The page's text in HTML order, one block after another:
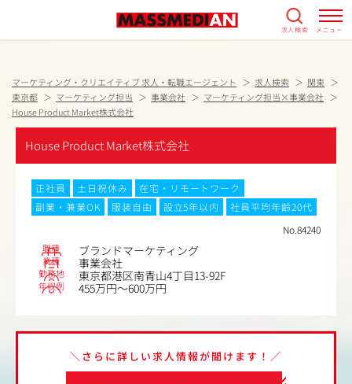
求人検索 メニュー
マーケティング・クリエイティブ 求人・転職エージェント 求人検索
関東
東京都
マーケティング担当 事業会社
マーケティング担当×事業会社
House Product Market株式会社
House Product Market株式会社
正社員 土日祝休み
在宅・リモートワーク
副業・兼業OK
服装自由 設立5年以内
社員平均年齢20代
No.84240
職種 ブランドマーケティング
業種 事業会社
勤務地 東京都港区南青山4丁目13-92F
年収例 455万円～600万円
＼さらに詳しい求人情報が聞けます！／